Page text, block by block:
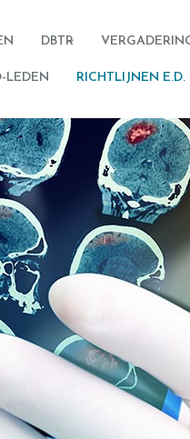
DBTR
LEDEN RICHTLIJNEN E.D.